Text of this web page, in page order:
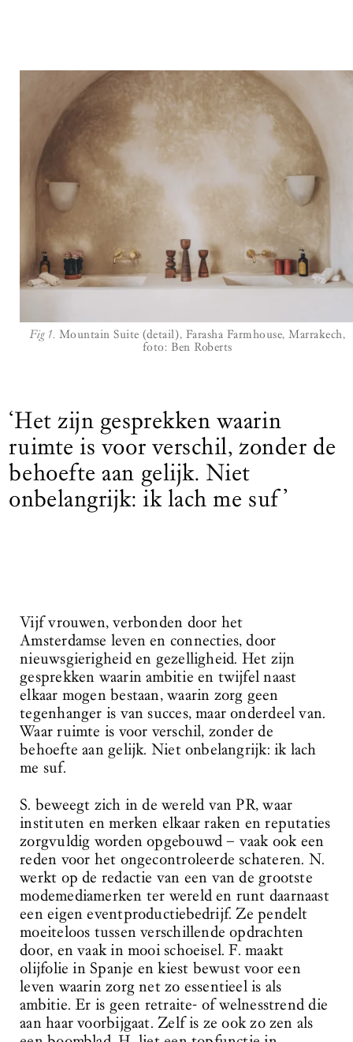
Fig 1. Mountain Suite (detail), Farasha Farmhouse, Marrakech,
foto: Ben Roberts
‘Het zijn gesprekken waarin
ruimte is voor verschil, zonder de
behoefte aan gelijk. Niet
onbelangrijk: ik lach me suf’
Vijf vrouwen, verbonden door het
Amsterdamse leven en connecties, door
nieuwsgierigheid en gezelligheid. Het zijn
gesprekken waarin ambitie en twijfel naast
elkaar mogen bestaan, waarin zorg geen
tegenhanger is van succes, maar onderdeel van.
Waar ruimte is voor verschil, zonder de
behoefte aan gelijk. Niet onbelangrijk: ik lach
me suf.
S. beweegt zich in de wereld van PR, waar
instituten en merken elkaar raken en reputaties
zorgvuldig worden opgebouwd – vaak ook een
reden voor het ongecontroleerde schateren. N.
werkt op de redactie van een van de grootste
modemediamerken ter wereld en runt daarnaast
een eigen eventproductiebedrijf. Ze pendelt
moeiteloos tussen verschillende opdrachten
door, en vaak in mooi schoeisel. F. maakt
olijfolie in Spanje en kiest bewust voor een
leven waarin zorg net zo essentieel is als
ambitie. Er is geen retraite- of welnesstrend die
aan haar voorbijgaat. Zelf is ze ook zo zen als